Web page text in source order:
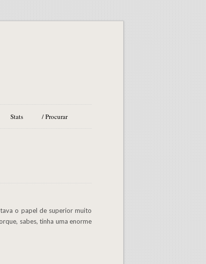
Stats / Procurar
sabes, tinha uma enorme